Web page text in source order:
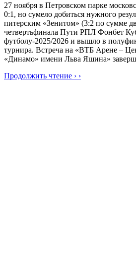
27 ноября в Петровском парке
0:1, но сумело добиться нужного
питерским «Зенитом» (3:2 по сумме
четвертьфинала Пути РПЛ Фонбет
футболу-2025/2026 и вышло в
турнира. Встреча на «ВТБ Арене –
«Динамо» имени Льва Яшина»
Продолжить чтение › ›